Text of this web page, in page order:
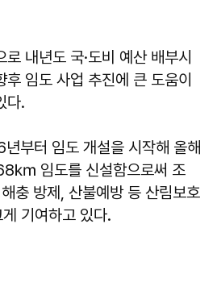
내년도 국·도비 예산 배부시
임도 사업 추진에 큰 도움이
다.
부터 임도 개설을 시작해 올해
㎞ 임도를 신설함으로써 조
충 방제, 산불예방 등 산림보호
기여하고 있다.